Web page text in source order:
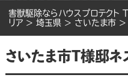
害獣駆除ならハウスプロテクト
リア > 埼玉県 > さいたま市 >
さいたま市T様邸ネ